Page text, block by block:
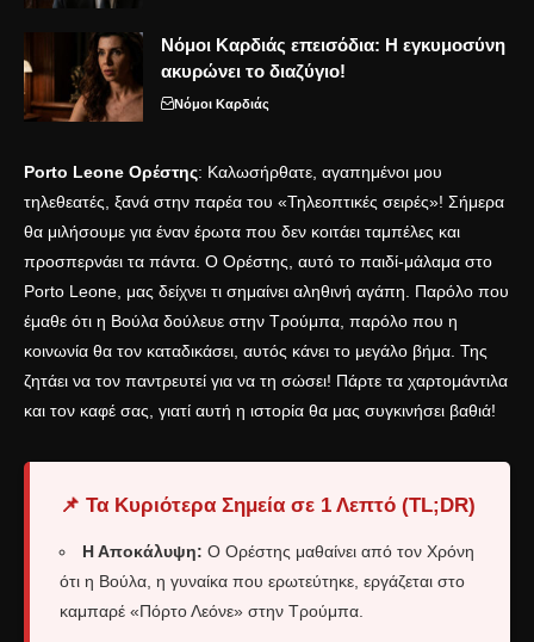
Νόμοι Καρδιάς επεισόδια: Η εγκυμοσύνη
ακυρώνει το διαζύγιο!
Νόμοι Καρδιάς
Porto Leone Ορέστης: Καλωσήρθατε, αγαπημένοι μου
τηλεθεατές, ξανά στην παρέα του «Τηλεοπτικές σειρές»! Σήμερα
θα μιλήσουμε για έναν έρωτα που δεν κοιτάει ταμπέλες και
προσπερνάει τα πάντα. Ο Ορέστης, αυτό το παιδί-μάλαμα στο
Porto Leone, μας δείχνει τι σημαίνει αληθινή αγάπη. Παρόλο που
έμαθε ότι η Βούλα δούλευε στην Τρούμπα, παρόλο που η
κοινωνία θα τον καταδικάσει, αυτός κάνει το μεγάλο βήμα. Της
ζητάει να τον παντρευτεί για να τη σώσει! Πάρτε τα χαρτομάντιλα
και τον καφέ σας, γιατί αυτή η ιστορία θα μας συγκινήσει βαθιά!
📌 Τα Κυριότερα Σημεία σε 1 Λεπτό (TL;DR)
Η Αποκάλυψη: Ο Ορέστης μαθαίνει από τον Χρόνη
ότι η Βούλα, η γυναίκα που ερωτεύτηκε, εργάζεται στο
καμπαρέ «Πόρτο Λεόνε» στην Τρούμπα.